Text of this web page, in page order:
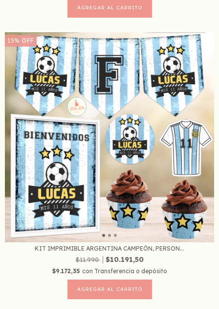
15% OFF
KIT IMPRIMIBLE ARGENTINA CAMPEÓN, PERSON...
$11.990
$10.191,50
$9.172,35 con Transferencia o depósito